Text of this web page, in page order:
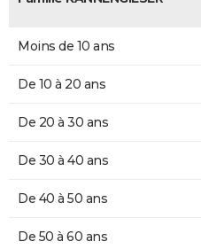
Moins de 10 ans
De 10 à 20 ans
De 20 à 30 ans
De 30 à 40 ans
De 40 à 50 ans
De 50 à 60 ans